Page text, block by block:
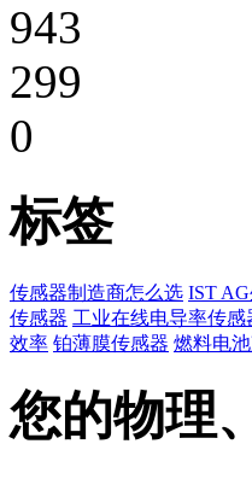
943
299
0
标签
传感器制造商怎么选 IST
传感器 工业在线电导率传感
效率 铂薄膜传感器 燃料电
您的物理